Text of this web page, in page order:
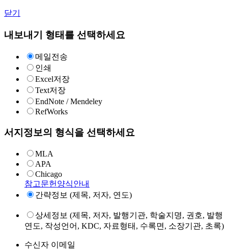
닫기
내보내기 형태를 선택하세요
메일전송
인쇄
Excel저장
Text저장
EndNote / Mendeley
RefWorks
서지정보의 형식을 선택하세요
MLA
APA
Chicago
참고문헌양식안내
간략정보 (제목, 저자, 연도)
상세정보 (제목, 저자, 발행기관, 학술지명, 권호, 발행
연도, 작성언어, KDC, 자료형태, 수록면, 소장기관, 초록)
수신자 이메일